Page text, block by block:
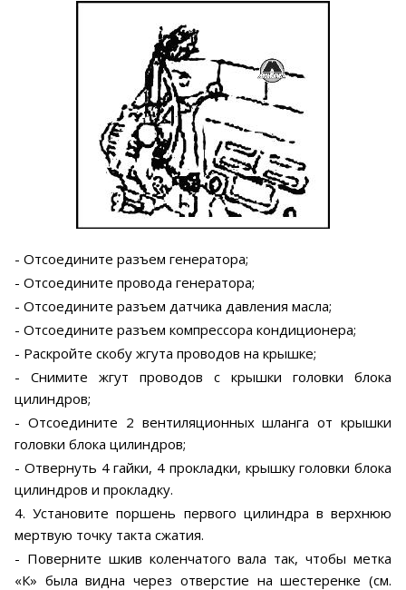
- Отсоедините разъем генератора;
- Отсоедините провода генератора;
- Отсоедините разъем датчика давления масла;
- Отсоедините разъем компрессора кондиционера;
- Раскройте скобу жгута проводов на крышке;
- Снимите жгут проводов с крышки головки блока
цилиндров;
- Отсоедините 2 вентиляционных шланга от крышки
головки блока цилиндров;
- Отвернуть 4 гайки, 4 прокладки, крышку головки блока
цилиндров и прокладку.
4. Установите поршень первого цилиндра в верхнюю
мертвую точку такта сжатия.
- Поверните шкив коленчатого вала так, чтобы метка
«К» была видна через отверстие на шестеренке (см.